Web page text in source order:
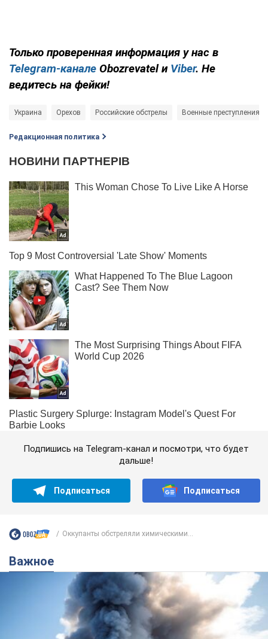
Только проверенная информация у нас в
Telegram-канале Obozrevatel и Viber. Не
ведитесь на фейки!
Украина Орехов Российские обстрелы Военные преступления
Редакционная политика
Подпишись на Telegram-канал и посмотри, что будет
дальше!
Подписаться Подписаться
Оккупанты обстреляли химическими...
Важное